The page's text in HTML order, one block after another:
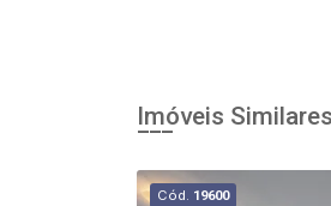
Imóveis Similares
Cód. 19600